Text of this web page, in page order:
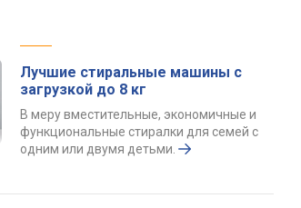
Лучшие стиральные машины с
загрузкой до 8 кг
В меру вместительные, экономичные и
функциональные стиралки для семей с
одним или двумя детьми.